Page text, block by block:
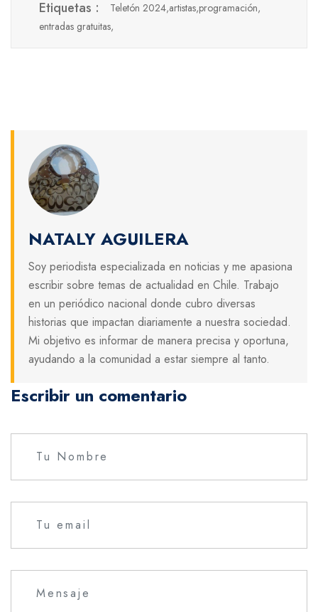
Etiquetas : Teletón 2024,artistas,programación,
entradas gratuitas,
NATALY AGUILERA
Soy periodista especializada en noticias y me apasiona
escribir sobre temas de actualidad en Chile. Trabajo
en un periódico nacional donde cubro diversas
historias que impactan diariamente a nuestra sociedad.
Mi objetivo es informar de manera precisa y oportuna,
ayudando a la comunidad a estar siempre al tanto.
Escribir un comentario